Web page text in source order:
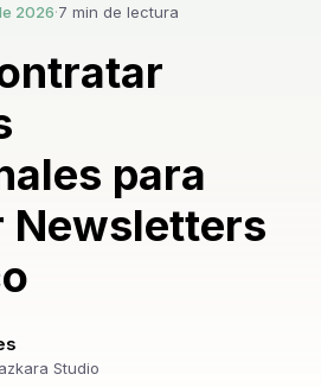
2026·7 min de lectura
para
Newsletters
Studio